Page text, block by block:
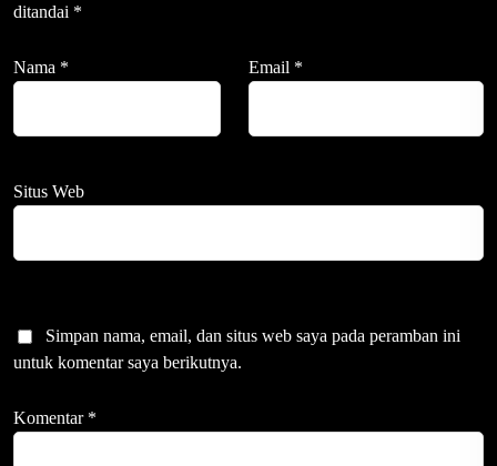
ditandai *
Nama * Email *
Situs Web
Simpan nama, email, dan situs web saya pada peramban ini
untuk komentar saya berikutnya.
Komentar *